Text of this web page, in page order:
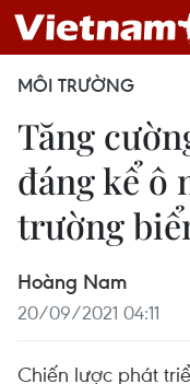
MÔI TRƯỜNG
Tăng
đáng kể ô
trường
Hoàng Nam
20/09/2021 04:11
Chiến lược phát